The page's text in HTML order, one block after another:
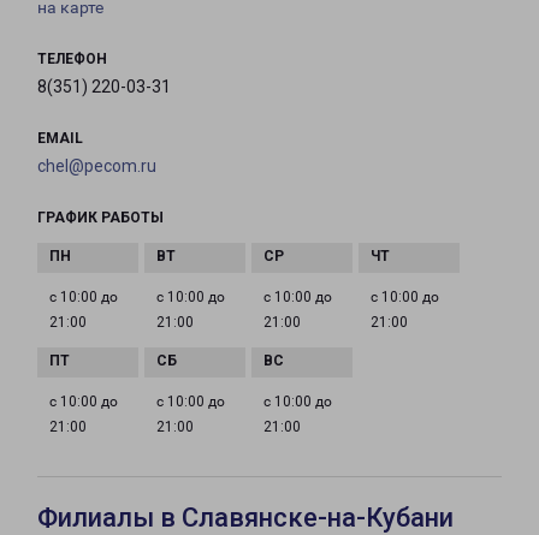
на карте
ТЕЛЕФОН
8(351) 220-03-31
EMAIL
chel@pecom.ru
ГРАФИК РАБОТЫ
с 10:00 до
21:00
с 10:00 до
21:00
с 10:00 до
21:00
с 10:00 до
21:00
с 10:00 до
21:00
с 10:00 до
21:00
с 10:00 до
21:00
Филиалы в Славянске-на-Кубани